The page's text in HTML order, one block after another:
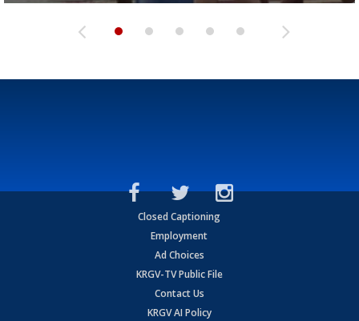
Closed Captioning
Employment
Ad Choices
KRGV-TV Public File
Contact Us
KRGV AI Policy